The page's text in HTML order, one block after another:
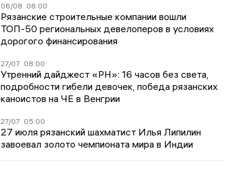
06/08 08:00
Рязанские строительные компании вошли
ТОП-50 региональных девелоперов в условиях
дорогого финансирования
27/07 08:00
Утренний дайджест «РН»: 16 часов без света,
подробности гибели девочек, победа рязанских
каноистов на ЧЕ в Венгрии
27/07 05:00
27 июля рязанский шахматист Илья Липилин
завоевал золото чемпионата мира в Индии